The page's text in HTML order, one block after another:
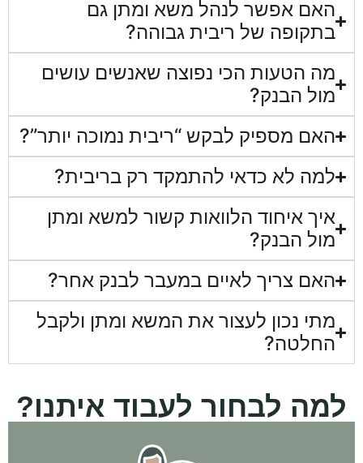
האם אפשר לנהל משא ומתן גם
בתקופה של ריבית גבוהה?
מה הטעות הכי נפוצה שאנשים עושים
מול הבנק?
האם מספיק לבקש “ריבית נמוכה יותר”?
למה לא כדאי להתמקד רק בריבית?
איך איחוד הלוואות קשור למשא ומתן
מול הבנק?
האם צריך לאיים במעבר לבנק אחר?
מתי נכון לעצור את המשא ומתן ולקבל
החלטה?
למה לבחור לעבוד איתנו?